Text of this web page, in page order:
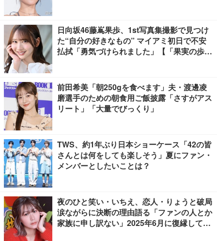
日向坂46藤嶌果歩、1st写真集撮影で見つけ
た“自分の好きなもの” マイアミ初日で不安
払拭「勇気づけられました」【「果実の歩
前田希美「朝250gを食べます」夫・渡邊凌
磨選手のための朝食用ご飯披露「さすがアス
リート」「大量でびっくり」
TWS、約1年ぶり日本ショーケース「42の皆
さんとは何をしても楽しそう」夏にファン・
メンバーとしたいことは？
夜のひと笑い・いちえ、恋人・りょうと破局
涙ながらに決断の理由語る「ファンの人とか
家族に申し訳ない」2025年6月に復縁してい